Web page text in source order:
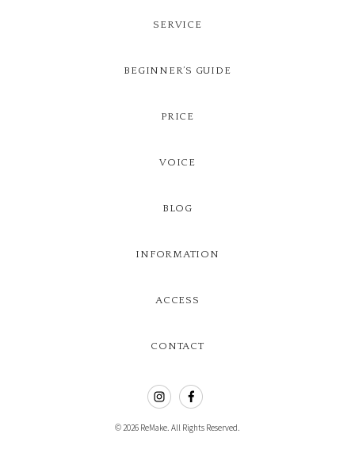
SERVICE
BEGINNER’S GUIDE
PRICE
VOICE
BLOG
INFORMATION
ACCESS
CONTACT
© 2026 ReMake. All Rights Reserved.